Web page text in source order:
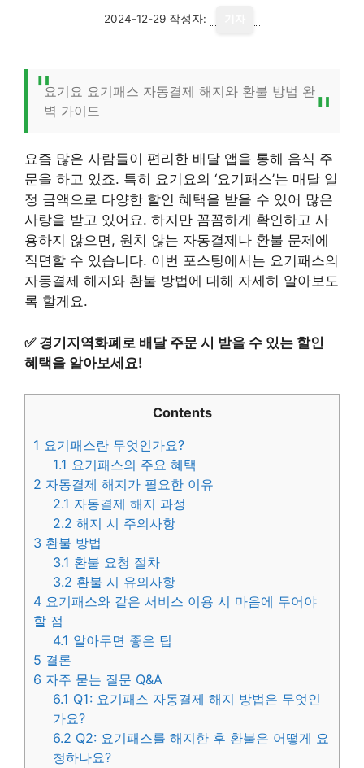
2024-12-29 작성자:
요기요 요기패스 자동결제 해지와 환불 방법 완
벽 가이드
요즘 많은 사람들이 편리한 배달 앱을 통해 음식 주
문을 하고 있죠. 특히 요기요의 ‘요기패스’는 매달 일
정 금액으로 다양한 할인 혜택을 받을 수 있어 많은
사랑을 받고 있어요. 하지만 꼼꼼하게 확인하고 사
용하지 않으면, 원치 않는 자동결제나 환불 문제에
직면할 수 있습니다. 이번 포스팅에서는 요기패스의
자동결제 해지와 환불 방법에 대해 자세히 알아보도
록 할게요.
✅ 경기지역화폐로 배달 주문 시 받을 수 있는 할인
혜택을 알아보세요!
Contents
1 요기패스란 무엇인가요?
1.1 요기패스의 주요 혜택
2 자동결제 해지가 필요한 이유
2.1 자동결제 해지 과정
2.2 해지 시 주의사항
3 환불 방법
3.1 환불 요청 절차
3.2 환불 시 유의사항
4 요기패스와 같은 서비스 이용 시 마음에 두어야
할 점
4.1 알아두면 좋은 팁
5 결론
6 자주 묻는 질문 Q&A
6.1 Q1: 요기패스 자동결제 해지 방법은 무엇인
가요?
6.2 Q2: 요기패스를 해지한 후 환불은 어떻게 요
청하나요?